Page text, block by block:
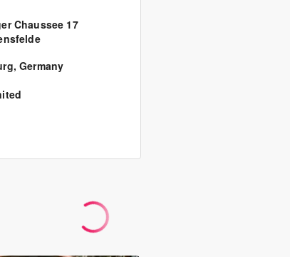
Chaussee 17
,Germany